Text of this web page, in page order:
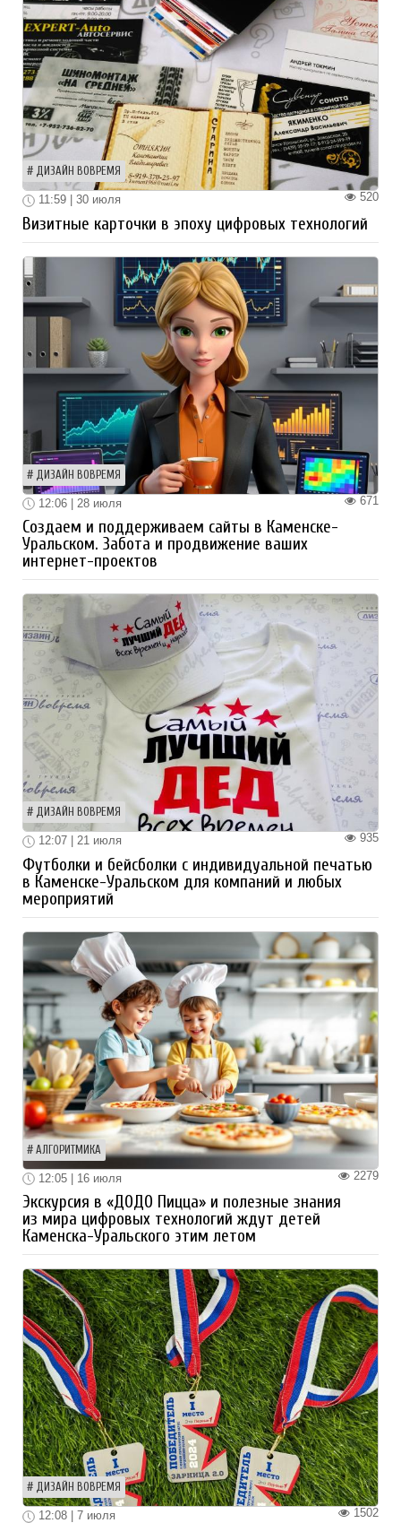
ДИЗАЙН ВОВРЕМЯ
520
11:59 | 30 июля
Визитные карточки в эпоху цифровых технологий
ДИЗАЙН ВОВРЕМЯ
671
12:06 | 28 июля
Создаем и поддерживаем сайты в Каменске-
Уральском. Забота и продвижение ваших
интернет-проектов
ДИЗАЙН ВОВРЕМЯ
935
12:07 | 21 июля
Футболки и бейсболки с индивидуальной печатью
в Каменске-Уральском для компаний и любых
мероприятий
АЛГОРИТМИКА
2279
12:05 | 16 июля
Экскурсия в «ДОДО Пицца» и полезные знания
из мира цифровых технологий ждут детей
Каменска-Уральского этим летом
ДИЗАЙН ВОВРЕМЯ
1502
12:08 | 7 июля